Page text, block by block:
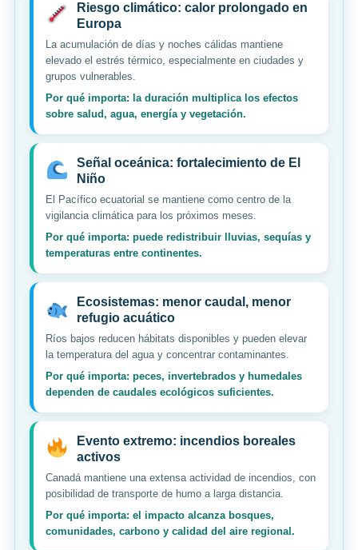
Riesgo climático: calor prolongado en
Europa
La acumulación de días y noches cálidas mantiene
elevado el estrés térmico, especialmente en ciudades y
grupos vulnerables.
Por qué importa: la duración multiplica los efectos
sobre salud, agua, energía y vegetación.
Señal oceánica: fortalecimiento de El
Niño
El Pacífico ecuatorial se mantiene como centro de la
vigilancia climática para los próximos meses.
Por qué importa: puede redistribuir lluvias, sequías y
temperaturas entre continentes.
Ecosistemas: menor caudal, menor
refugio acuático
Ríos bajos reducen hábitats disponibles y pueden elevar
la temperatura del agua y concentrar contaminantes.
Por qué importa: peces, invertebrados y humedales
dependen de caudales ecológicos suficientes.
Evento extremo: incendios boreales
activos
Canadá mantiene una extensa actividad de incendios, con
posibilidad de transporte de humo a larga distancia.
Por qué importa: el impacto alcanza bosques,
comunidades, carbono y calidad del aire regional.